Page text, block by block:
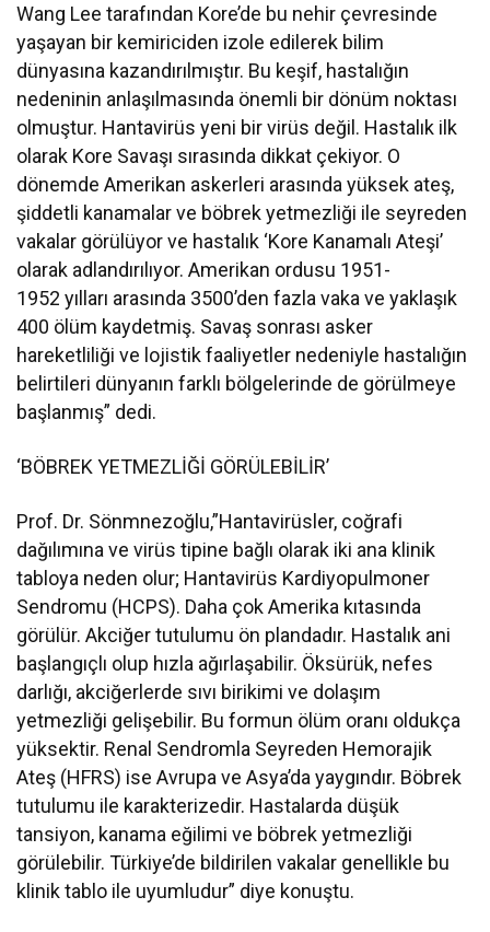
Wang Lee tarafından Kore’de bu nehir çevresinde
yaşayan bir kemiriciden izole edilerek bilim
dünyasına kazandırılmıştır. Bu keşif, hastalığın
nedeninin anlaşılmasında önemli bir dönüm noktası
olmuştur. Hantavirüs yeni bir virüs değil. Hastalık ilk
olarak Kore Savaşı sırasında dikkat çekiyor. O
dönemde Amerikan askerleri arasında yüksek ateş,
şiddetli kanamalar ve böbrek yetmezliği ile seyreden
vakalar görülüyor ve hastalık ‘Kore Kanamalı Ateşi’
olarak adlandırılıyor. Amerikan ordusu 1951-
1952 yılları arasında 3500’den fazla vaka ve yaklaşık
400 ölüm kaydetmiş. Savaş sonrası asker
hareketliliği ve lojistik faaliyetler nedeniyle hastalığın
belirtileri dünyanın farklı bölgelerinde de görülmeye
başlanmış” dedi.
‘BÖBREK YETMEZLİĞİ GÖRÜLEBİLİR’
Prof. Dr. Sönmnezoğlu,”Hantavirüsler, coğrafi
dağılımına ve virüs tipine bağlı olarak iki ana klinik
tabloya neden olur; Hantavirüs Kardiyopulmoner
Sendromu (HCPS). Daha çok Amerika kıtasında
görülür. Akciğer tutulumu ön plandadır. Hastalık ani
başlangıçlı olup hızla ağırlaşabilir. Öksürük, nefes
darlığı, akciğerlerde sıvı birikimi ve dolaşım
yetmezliği gelişebilir. Bu formun ölüm oranı oldukça
yüksektir. Renal Sendromla Seyreden Hemorajik
Ateş (HFRS) ise Avrupa ve Asya’da yaygındır. Böbrek
tutulumu ile karakterizedir. Hastalarda düşük
tansiyon, kanama eğilimi ve böbrek yetmezliği
görülebilir. Türkiye’de bildirilen vakalar genellikle bu
klinik tablo ile uyumludur” diye konuştu.